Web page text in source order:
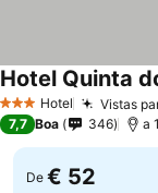
3 EstrelasHotel Vistas
Hotel Quinta
7,7 Boa 346 a
De € 52